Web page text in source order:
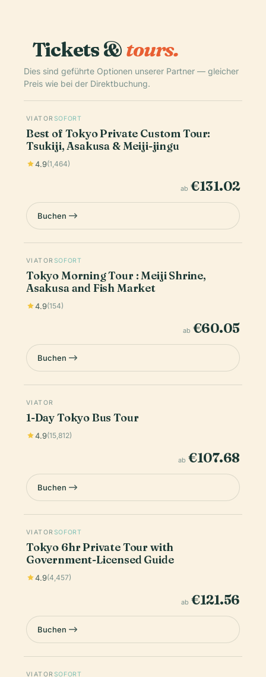
Tickets &tours.
Dies sind geführte Optionen unserer Partner — gleicher
Preis wie bei der Direktbuchung.
VIATOR SOFORT
Best of Tokyo Private Custom Tour:
Tsukiji, Asakusa & Meiji-jingu
4.9(1,464)
ab €131.02
Buchen
VIATOR SOFORT
Tokyo Morning Tour : Meiji Shrine,
Asakusa and Fish Market
4.9(154)
ab €60.05
Buchen
VIATOR
1-Day Tokyo Bus Tour
4.9(15,812)
ab €107.68
Buchen
VIATOR SOFORT
Tokyo 6hr Private Tour with
Government-Licensed Guide
4.9(4,457)
ab €121.56
Buchen
VIATOR SOFORT